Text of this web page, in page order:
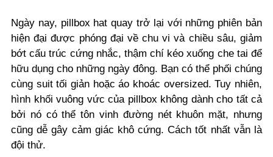
Ngày nay, pillbox hat quay trở lại với những phiên bản
hiện đại được phóng đại về chu vi và chiều sâu, giảm
bớt cấu trúc cứng nhắc, thậm chí kéo xuống che tai để
hữu dụng cho những ngày đông. Bạn có thể phối chúng
cùng suit tối giản hoặc áo khoác oversized. Tuy nhiên,
hình khối vuông vức của pillbox không dành cho tất cả
bởi nó có thể tôn vinh đường nét khuôn mặt, nhưng
cũng dễ gây cảm giác khô cứng. Cách tốt nhất vẫn là
đội thử.